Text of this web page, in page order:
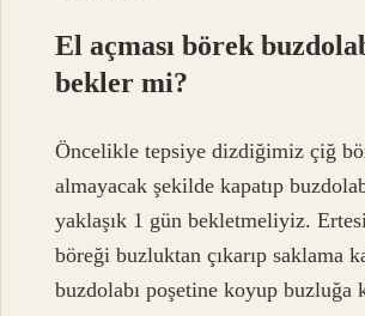
El açması börek
bekler mi?
Öncelikle tepsiye dizdiğimiz çiğ
almayacak şekilde kapatıp
yaklaşık 1 gün bekletmeliyiz.
böreği buzluktan çıkarıp saklama
buzdolabı poşetine koyup buzluğa